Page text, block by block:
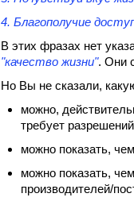
4. Благополучие
В этих фразах нет
"качество жизни". Они
Но Вы не сказали,
можно,
требует
можно показать,
можно показать,
производителей/